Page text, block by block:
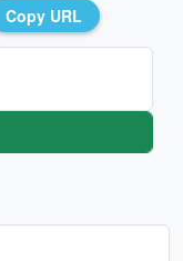
Copy URL